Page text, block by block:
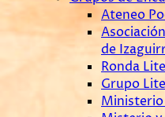
Ateneo
de
Ronda
Grupo
Ministerio